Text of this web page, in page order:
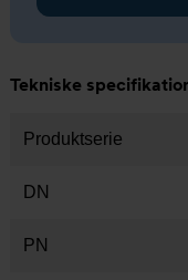
Tekniske
Produktserie
DN
PN